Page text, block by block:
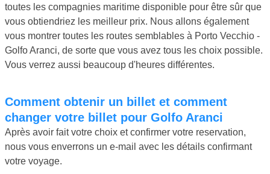
toutes les compagnies maritime disponible pour être sûr que
vous obtiendriez les meilleur prix. Nous allons également
vous montrer toutes les routes semblables à Porto Vecchio -
Golfo Aranci, de sorte que vous avez tous les choix possible.
Vous verrez aussi beaucoup d'heures différentes.
Comment obtenir un billet et comment
changer votre billet pour Golfo Aranci
Après avoir fait votre choix et confirmer votre reservation,
nous vous enverrons un e-mail avec les détails confirmant
votre voyage.